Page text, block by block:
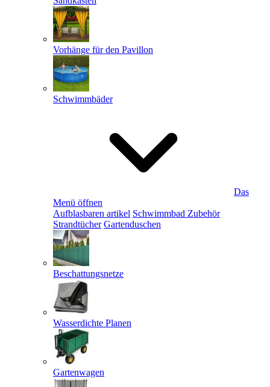
Vorhänge für den Pavillon
Schwimmbäder
Das
Menü öffnen
Aufblasbaren artikel Schwimmbad Zubehör
Strandtücher Gartenduschen
Beschattungsnetze
Wasserdichte Planen
Gartenwagen